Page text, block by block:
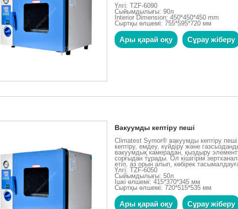
Үлгі: TZF-6090
Сыйымдылығы: 90л
Interior Dimension: 450*450*450 mm
Сыртқы өлшемі: 755*595*720 мм
Ары қарай оқу Сұрау жіберу
Вакуумды кептіру пеші
Climatest Symor® вакуумды кептіру
кептіру, емдеу, күйдіру және
вакуумдық камерадан, қыздыру
сорғыдан тұрады. Ол кішігірім
етіп, аз орын алып, көбірек
Үлгі: TZF-6050
Сыйымдылығы: 50л
Ішкі өлшемі: 415*370*345 мм
Сыртқы өлшемі: 720*515*535 мм
Ары қарай оқу Сұрау жіберу